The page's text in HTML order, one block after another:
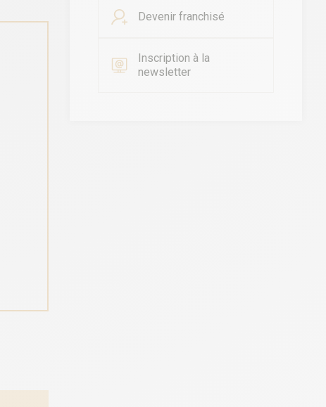
Devenir franchisé
Inscription à la
newsletter